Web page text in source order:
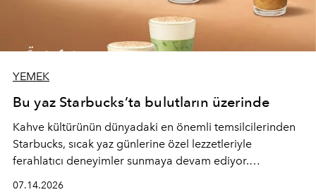
YEMEK
Bu yaz Starbucks’ta bulutların üzerinde
Kahve kültürünün dünyadaki en önemli temsilcilerinden
Starbucks, sıcak yaz günlerine özel lezzetleriyle
ferahlatıcı deneyimler sunmaya devam ediyor.
07.14.2026